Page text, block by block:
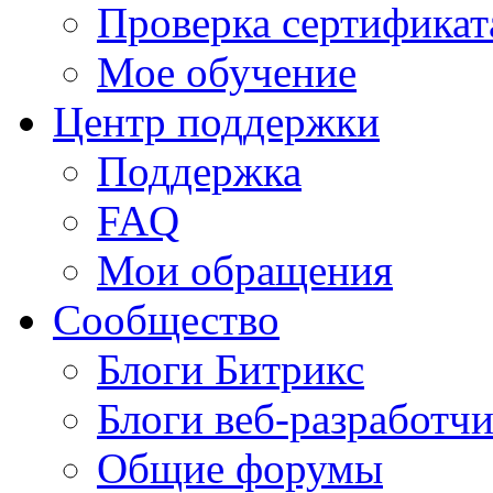
Проверка
Мое обучение
Центр поддержки
Поддержка
FAQ
Мои обращения
Сообщество
Блоги Битрикс
Блоги веб-
Общие форумы